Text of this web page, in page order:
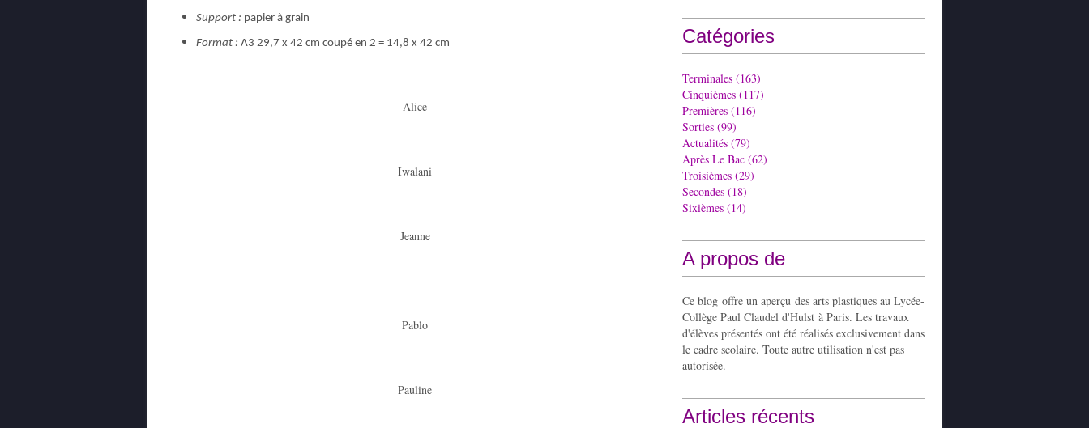
Support : papier à grain
Format : A3 29,7 x 42 cm coupé en 2 = 14,8 x 42 cm
Alice
Iwalani
Jeanne
Pablo
Pauline
Catégories
Terminales (163)
Cinquièmes (117)
Premières (116)
Sorties (99)
Actualités (79)
Après Le Bac (62)
Troisièmes (29)
Secondes (18)
Sixièmes (14)
A propos de
Ce blog offre un aperçu des arts plastiques au Lycée-
Collège Paul Claudel d'Hulst à Paris. Les travaux
d'élèves présentés ont été réalisés exclusivement dans
le cadre scolaire. Toute autre utilisation n'est pas
autorisée.
Articles récents